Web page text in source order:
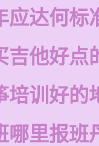
应达何标
吉他好点
培训好的
哪里报班